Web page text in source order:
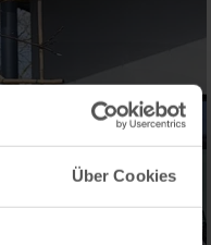
Über Cookies